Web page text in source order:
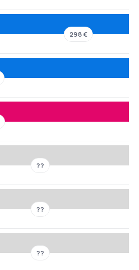
298 €
??
??
??